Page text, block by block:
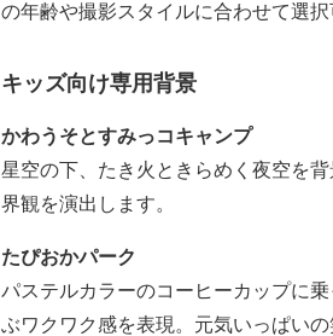
の年齢や撮影スタイルに合わせて選択
キッズ向け専用背景
かわうそとすみっコキャンプ
星空の下、たき火ときらめく夜空を
界観を演出します。
たぴおかパーク
パステルカラーのコーヒーカップに
ぶワクワク感を表現。元気いっぱいの